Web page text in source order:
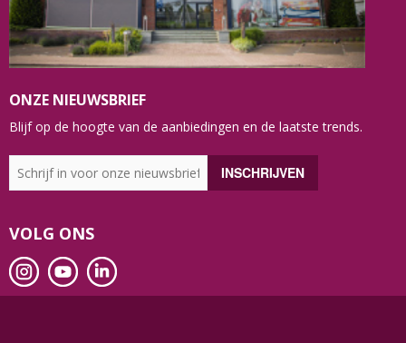
ONZE NIEUWSBRIEF
Blijf op de hoogte van de aanbiedingen en de laatste trends.
VOLG ONS